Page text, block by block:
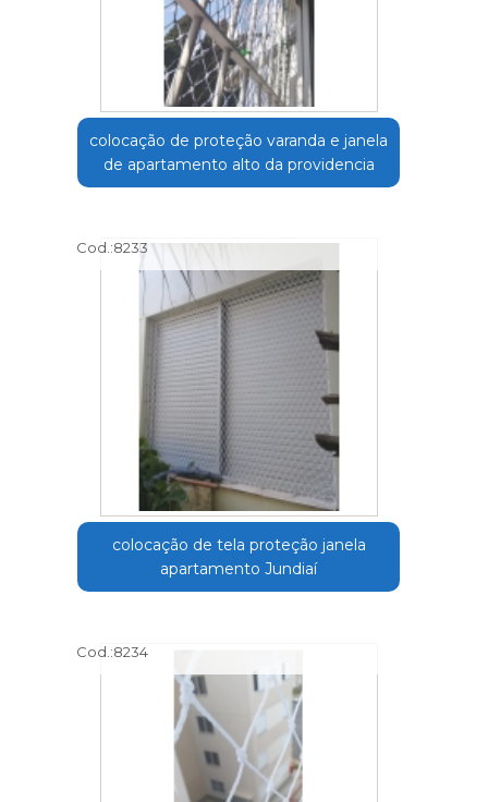
colocação de proteção varanda e janela
de apartamento alto da providencia
Cod.:8233
colocação de tela proteção janela
apartamento Jundiaí
Cod.:8234